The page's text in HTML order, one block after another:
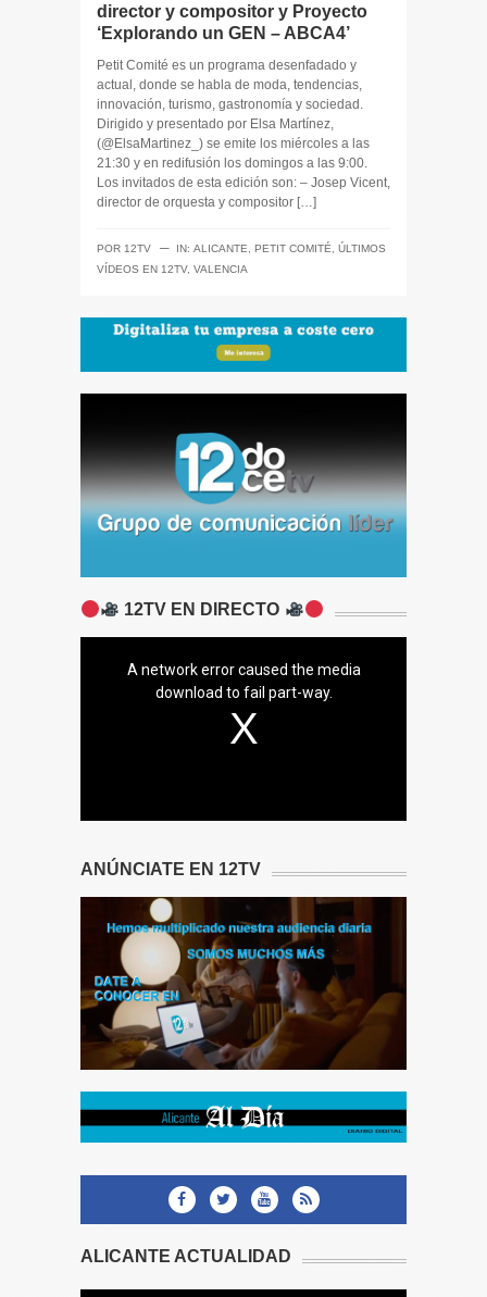
director y compositor y Proyecto
‘Explorando un GEN – ABCA4’
Petit Comité es un programa desenfadado y
actual, donde se habla de moda, tendencias,
innovación, turismo, gastronomía y sociedad.
Dirigido y presentado por Elsa Martínez,
(@ElsaMartinez_) se emite los miércoles a las
21:30 y en redifusión los domingos a las 9:00.
Los invitados de esta edición son: – Josep Vicent,
director de orquesta y compositor […]
POR 12TV ─ IN: ALICANTE, PETIT COMITÉ, ÚLTIMOS
VÍDEOS EN 12TV, VALENCIA
12TV EN DIRECTO
A network error caused the media
download to fail part-way.
ANÚNCIATE EN 12TV
ALICANTE ACTUALIDAD